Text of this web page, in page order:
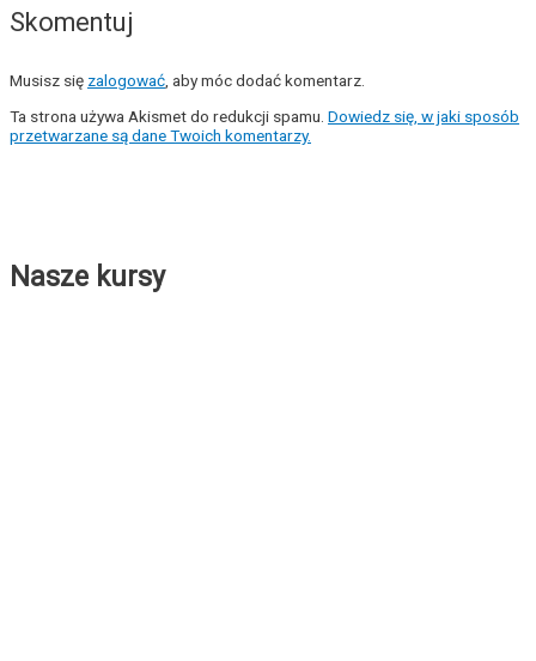
Skomentuj
Musisz się zalogować, aby móc dodać komentarz.
Ta strona używa Akismet do redukcji spamu. Dowiedz się, w jaki sposób
przetwarzane są dane Twoich komentarzy.
Nasze kursy